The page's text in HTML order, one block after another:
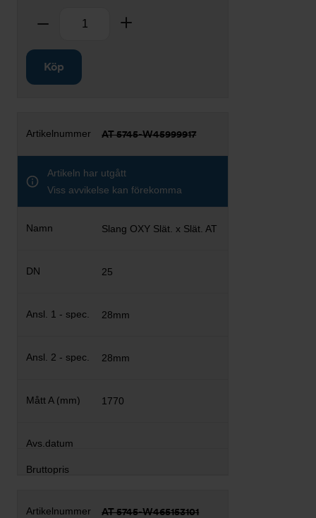
Ta bort
Köp
AT 5745-W45999917
Artikeln har utgått
Viss avvikelse kan förekomma
Slang OXY Slät. x Slät. AT
25
28mm
28mm
1770
AT 5745-W465153101